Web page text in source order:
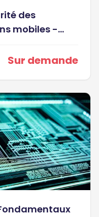
des
mobiles -
Sur demande